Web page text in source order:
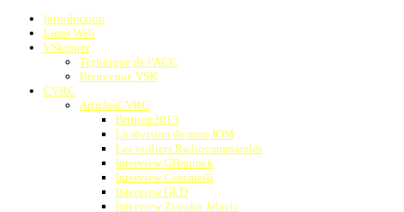
Introduction
Liens Web
VSkipper
Technique de l'ACC
Bienvenue VSK
CVRC
ArticlesCVRC
Britpop2013
La révision de mon IOM
Les voiliers Radiocommandés
Interview GBantock
Interview Ceccarelli
Interview GLD
Interview Zvonko Jelacic